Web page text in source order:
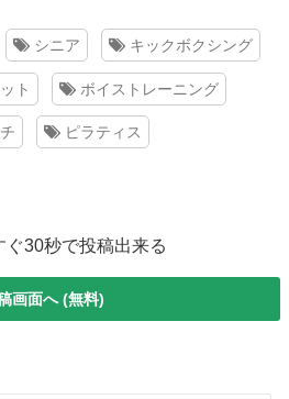
シニア キックボクシング
ト ボイストレーニング
ピラティス
ぐ30秒で投稿出来る
画面へ (無料)